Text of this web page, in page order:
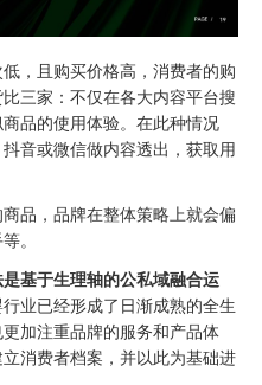
，且购买价格高，消费者的购
三家：不仅在各大内容平台搜
品的使用体验。在此种情况
音或微信做内容透出，获取用
品，品牌在整体策略上就会偏
。
基于生理轴的公私域融合运
业已经形成了日渐成熟的全生
加注重品牌的服务和产品体
消费者档案，并以此为基础进